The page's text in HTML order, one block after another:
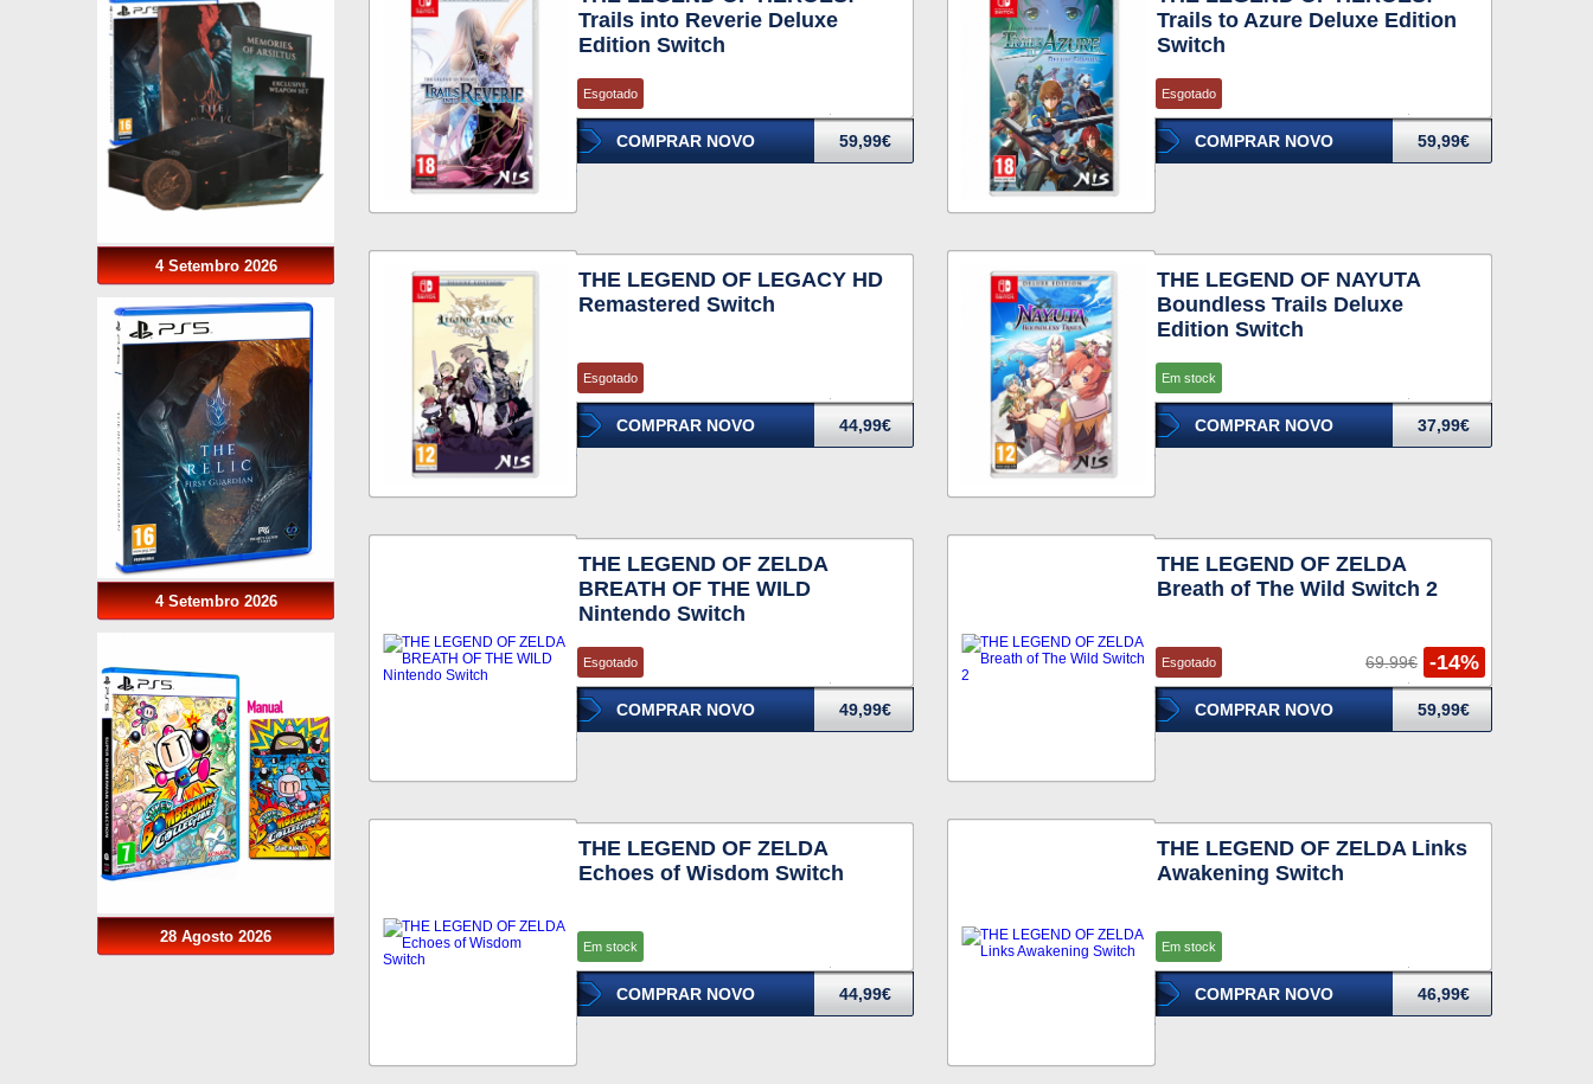
4 Setembro 2026
4 Setembro 2026
28 Agosto 2026
Trails into Reverie Deluxe
Edition Switch
Esgotado
COMPRAR NOVO 59,99€
Trails to Azure Deluxe Edition
Switch
Esgotado
COMPRAR NOVO 59,99€
THE LEGEND OF LEGACY HD
Remastered Switch
Esgotado
COMPRAR NOVO 44,99€
THE LEGEND OF NAYUTA
Boundless Trails Deluxe
Edition Switch
Em stock
COMPRAR NOVO 37,99€
THE LEGEND OF ZELDA
BREATH OF THE WILD
Nintendo Switch
Esgotado
COMPRAR NOVO 49,99€
THE LEGEND OF ZELDA
Breath of The Wild Switch 2
Esgotado 69.99€ -14%
COMPRAR NOVO 59,99€
THE LEGEND OF ZELDA
Echoes of Wisdom Switch
Em stock
COMPRAR NOVO 44,99€
THE LEGEND OF ZELDA Links
Awakening Switch
Em stock
COMPRAR NOVO 46,99€